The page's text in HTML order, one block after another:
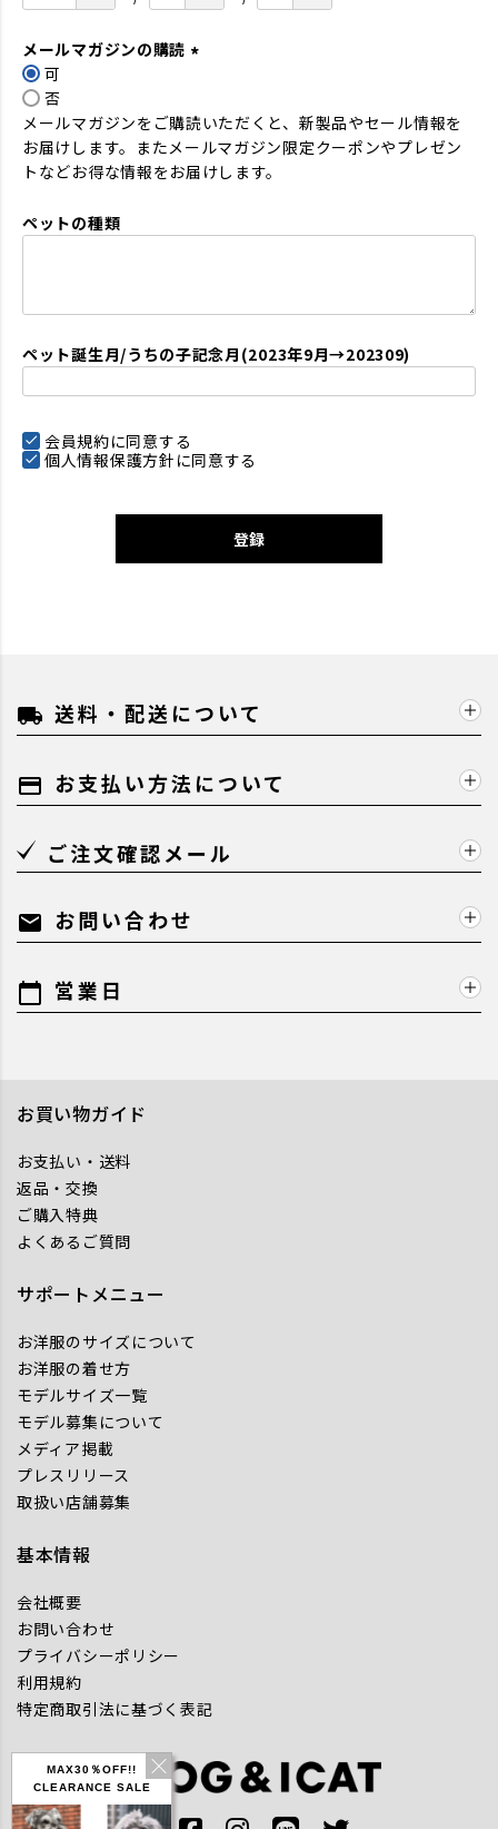
MAX30％OFF!!
CLEARANCE SALE
メールマガジンの購読
須
)
可
否
メールマガジンをご購読いただくと、新製品やセール情報を
お届けします。またメールマガジン限定クーポンやプレゼン
トなどお得な情報をお届けします。
ペットの種類
ペット誕生月/うちの子記念月(2023年9月→202309)
会員規約に同意する
個人情報保護方針 に同意する
登録
local_shipping 送料・配送について
payment お支払い方法について
ご注文確認メール
mail お問い合わせ
calendar_today 営業日
お買い物ガイド
お支払い・送料
返品・交換
ご購入特典
よくあるご質問
サポートメニュー
お洋服のサイズについて
お洋服の着せ方
モデルサイズ一覧
モデル募集について
メディア掲載
プレスリリース
取扱い店舗募集
基本情報
会社概要
お問い合わせ
プライバシーポリシー
利用規約
特定商取引法に基づく表記